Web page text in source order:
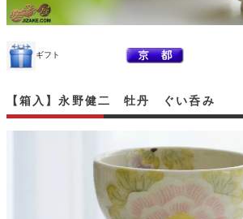
ギフト
【箱入】永野健二 牡丹 ぐい呑み